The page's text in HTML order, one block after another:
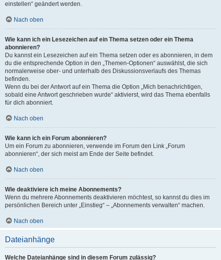
einstellen“ geändert werden.
Nach oben
Wie kann ich ein Lesezeichen auf ein Thema setzen oder ein Thema
abonnieren?
Du kannst ein Lesezeichen auf ein Thema setzen oder es abonnieren, in dem
du die entsprechende Option in den „Themen-Optionen“ auswählst, die sich
normalerweise ober- und unterhalb des Diskussionsverlaufs des Themas
befinden.
Wenn du bei der Antwort auf ein Thema die Option „Mich benachrichtigen,
sobald eine Antwort geschrieben wurde“ aktivierst, wird das Thema ebenfalls
für dich abonniert.
Nach oben
Wie kann ich ein Forum abonnieren?
Um ein Forum zu abonnieren, verwende im Forum den Link „Forum
abonnieren“, der sich meist am Ende der Seite befindet.
Nach oben
Wie deaktiviere ich meine Abonnements?
Wenn du mehrere Abonnements deaktivieren möchtest, so kannst du dies im
persönlichen Bereich unter „Einstieg“ – „Abonnements verwalten“ machen.
Nach oben
Dateianhänge
Welche Dateianhänge sind in diesem Forum zulässig?